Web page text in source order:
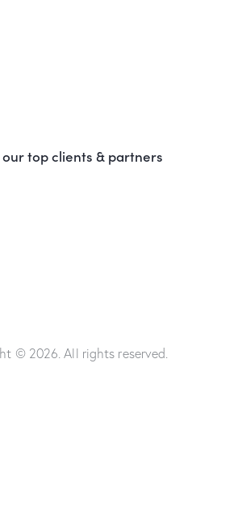
top clients & partners
© 2026. All rights reserved.